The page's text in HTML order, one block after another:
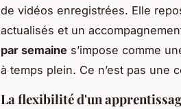
de vidéos enregistrées. Elle
actualisés et un
par semaine s’impose comme
à temps plein. Ce n’est pas une
La flexibilité d'un